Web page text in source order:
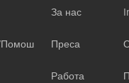
Помош
За нас
Преса
Работа